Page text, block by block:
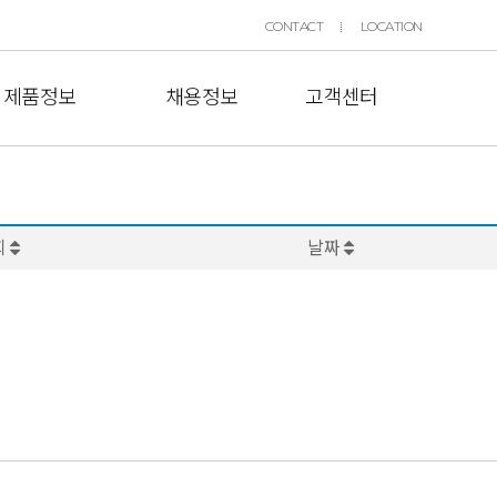
CONTACT LOCATION
제품정보 채용정보 고객센터
날짜